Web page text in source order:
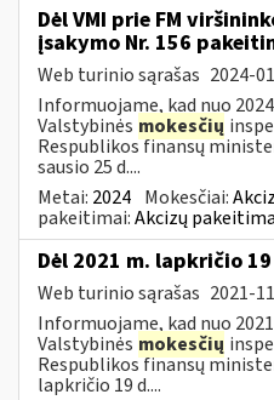
Dėl VMI prie FM
įsakymo Nr. 156
Web turinio sąrašas 2024-
Informuojame, kad nuo
Valstybinės mokesčių
Respublikos finansų
sausio 25 d....
Metai: 2024 Mokesčiai:
pakeitimai:Akcizų
Dėl 2021 m. lapkričio
Web turinio sąrašas 2021-
Informuojame, kad nuo
Valstybinės mokesčių
Respublikos finansų
lapkričio 19 d....